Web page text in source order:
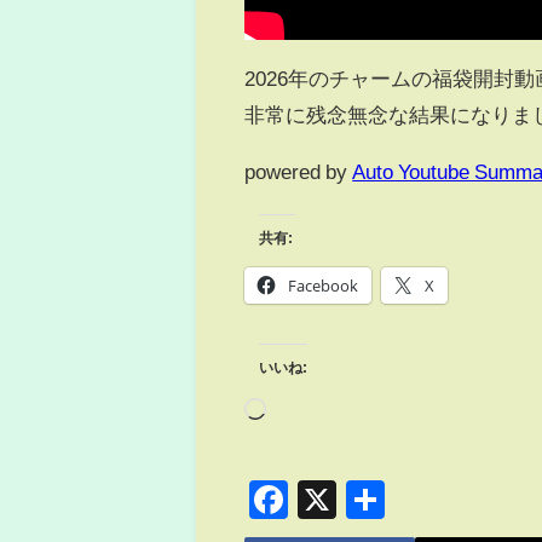
2026年のチャームの福袋開封動
非常に残念無念な結果になりま
powered by Auto Youtube
共有:
Facebook X
いいね:
Facebook
X